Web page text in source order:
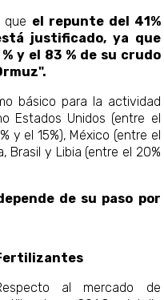
que el repunte del 41%
justificado, ya que
y el 83 % de su crudo
básico para la actividad
Estados Unidos (entre el
y el 15%), México (entre el
Brasil y Libia (entre el 20%
de su paso por
al mercado de